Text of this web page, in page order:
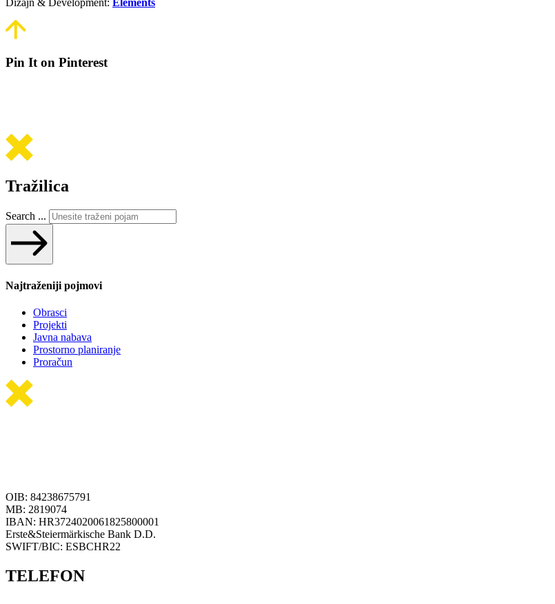
Dizajn & Development: Elements
Pin It on Pinterest
Tražilica
Search ...
Najtraženiji pojmovi
Obrasci
Projekti
Javna nabava
Prostorno planiranje
Proračun
OIB: 84238675791
MB: 2819074
IBAN: HR3724020061825800001
Erste&Steiermärkische Bank D.D.
SWIFT/BIC: ESBCHR22
TELEFON